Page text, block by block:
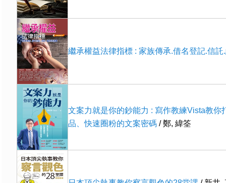
繼承權益法律指標 : 家族傳承.借名登記.信託
文案力就是你的鈔能力 : 寫作教練Vista教你
品、快速圈粉的文案密碼 / 鄭, 緯筌